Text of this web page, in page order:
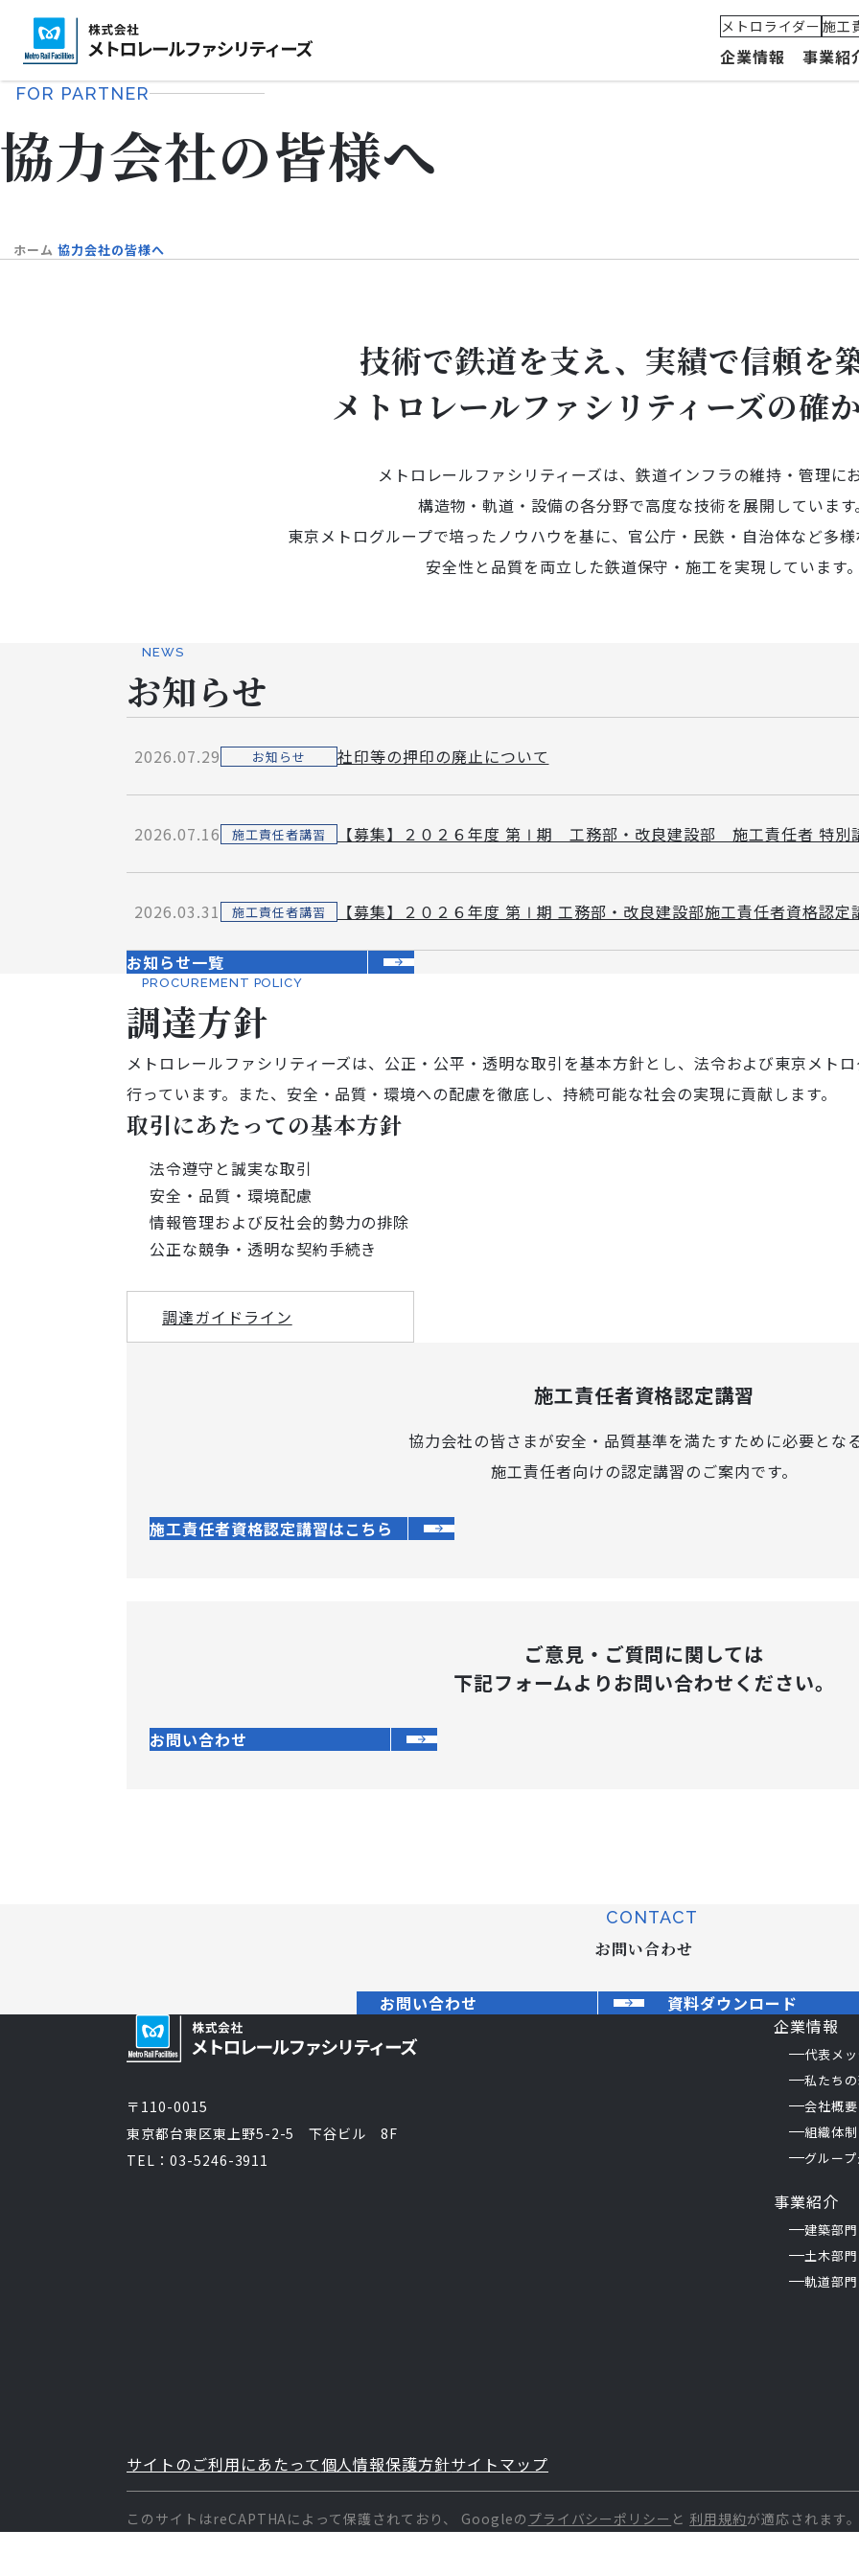
メトロライダー 施工
企業情報 事業紹
企業情報
事業紹介
技術・安全・実績
FOR PARTNER
協力会社の皆様へ
ホーム 協力会社の皆様へ
技術で鉄道を支え、実績で信頼を
メトロレールファシリティーズの確
メトロレールファシリティーズは、鉄道インフラの維持・管理に
構造物・軌道・設備の各分野で高度な技術を展開しています
東京メトログループで培ったノウハウを基に、官公庁・民鉄・自治体など多
安全性と品質を両立した鉄道保守・施工を実現しています
NEWS
お知らせ
2026.07.29 お知らせ 社印等の押印の廃止について
2026.07.16 施工責任者講習 【募集】２０２６年度 第Ⅰ期 工務部・改良建設部 施工責任者 特別
2026.03.31 施工責任者講習 【募集】２０２６年度 第Ⅰ期 工務部・改良建設部施工責任者資格認定
お知らせ一覧
PROCUREMENT POLICY
調達方針
メトロレールファシリティーズは、公正・公平・透明な取引を基本方針とし、法令および東京メト
行っています。また、安全・品質・環境への配慮を徹底し、持続可能な社会の実現に貢献します。
取引にあたっての基本方針
法令遵守と誠実な取引
安全・品質・環境配慮
情報管理および反社会的勢力の排除
公正な競争・透明な契約手続き
調達ガイドライン
施工責任者資格認定講習
協力会社の皆さまが安全・品質基準を満たすために必要とな
施工責任者向けの認定講習のご案内です。
施工責任者資格認定講習はこちら
ご意見・ご質問に関しては
下記フォームよりお問い合わせください。
お問い合わせ
CONTACT
お問い合わせ
お問い合わせ 資料ダウンロード
〒110-0015
東京都台東区東上野5-2-5 下谷ビル 8F
TEL：03-5246-3911
企業情報
代表メ
私たち
会社概
組織体
グルー
事業紹介
建築部門
土木部門
軌道部門
サイトのご利用にあたって個人情報保護方針サイトマップ
このサイトはreCAPTHAによって保護されており、 Googleの プライバシーポリシー と 利用規約が適応されます